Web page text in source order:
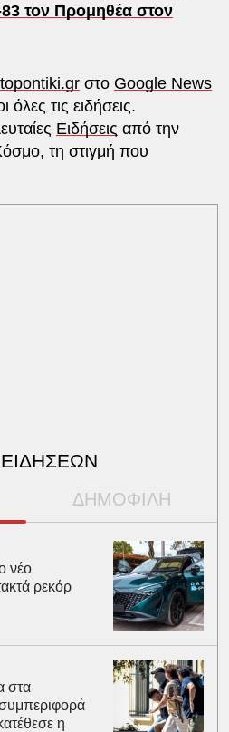
τον Προμηθέα στον
topontiki.grστο Google News
όλες τις ειδήσεις.
Ειδήσεις από την
τη στιγμή που
ΔΗΜΟΦΙΛΗ
νέο
ρεκόρ
στα
η